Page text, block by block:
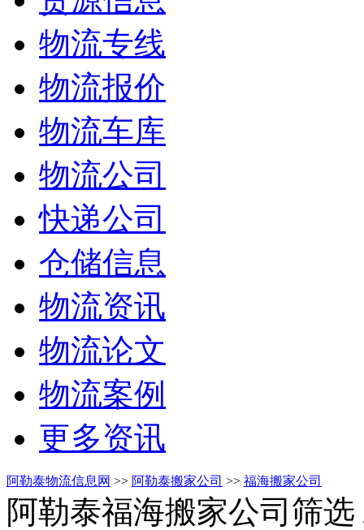
物流专线
物流报价
物流车库
物流公司
快递公司
仓储信息
物流资讯
物流论文
物流案例
更多资讯
阿勒泰物流信息网 >> 阿勒泰搬家公司 >> 福海搬家公司
阿勒泰福海搬家公司筛选